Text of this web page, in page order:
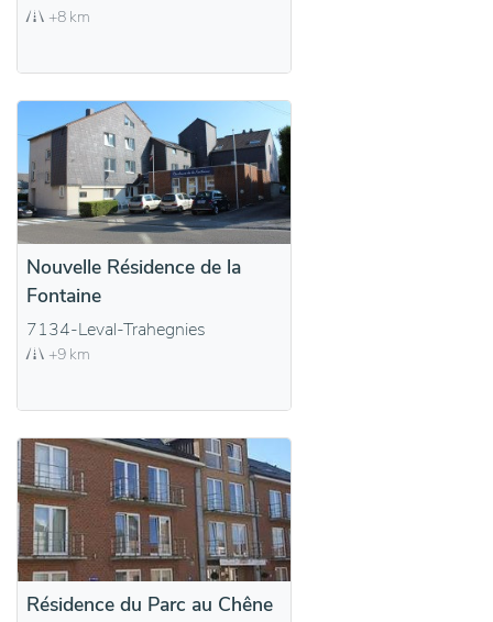
+8 km
Nouvelle Résidence de la
Fontaine
7134-Leval-Trahegnies
+9 km
Résidence du Parc au Chêne